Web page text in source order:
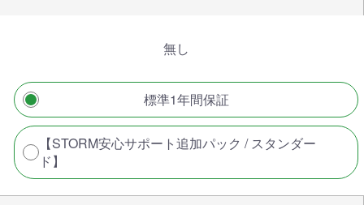
無し
標準1年間保証
【STORM安心サポート追加パック / スタンダー
ド】